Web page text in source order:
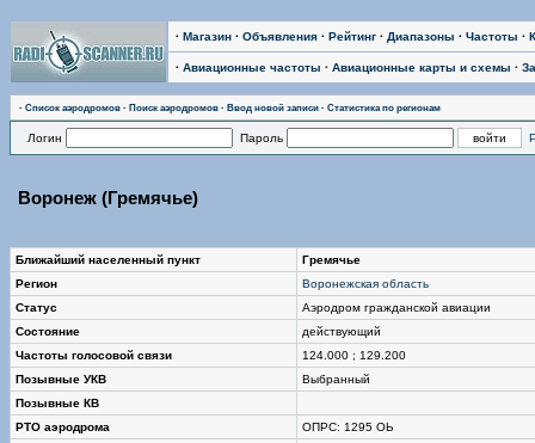
· Магазин · Объявления · Рейтинг · Диапазоны · Частоты ·
· Авиационные частоты · Авиационные карты и схемы ·
· Список аэродромов · Поиск аэродромов · Ввод новой записи · Статистика по регионам
Логин Пароль
Воронеж (Гремячье)
Ближайший населенный пункт
Гремячье
Регион
Воронежская область
Статус
Аэродром гражданской авиации
Состояние
действующий
Частоты голосовой связи
124.000 ; 129.200
Позывные УКВ
Выбранный
Позывные КВ
РТО аэродрома
ОПРС: 1295 ОЬ